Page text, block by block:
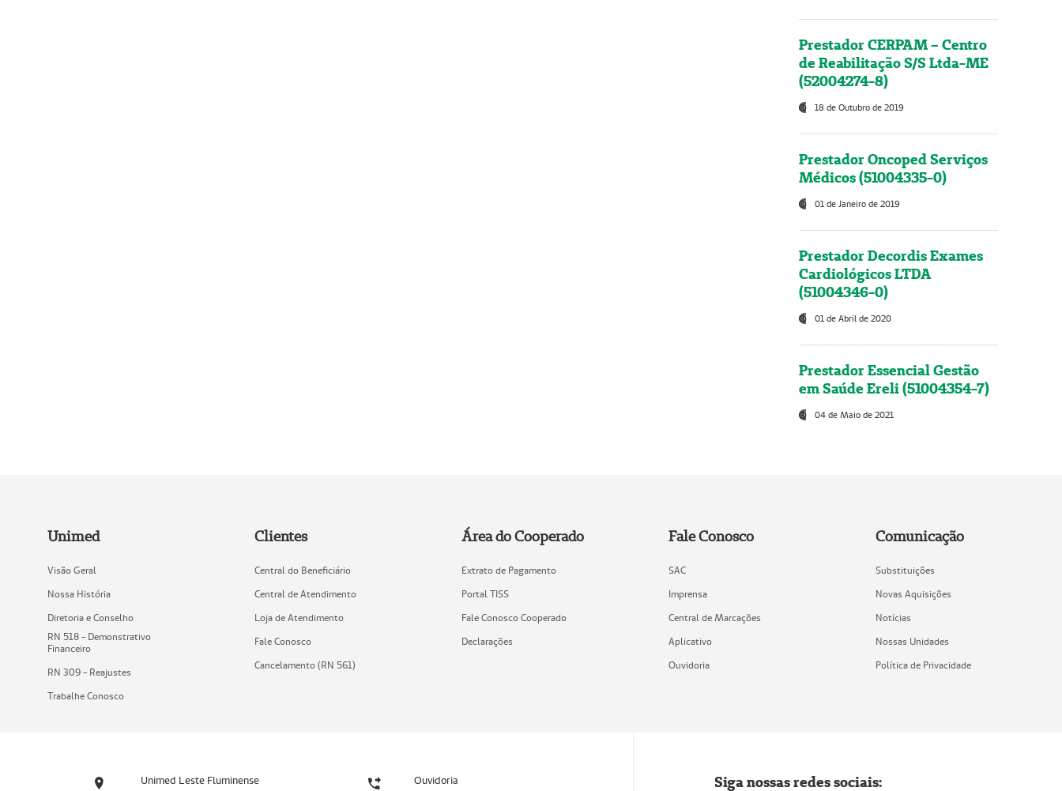
Prestador CERPAM – Centro
de Reabilitação S/S Ltda-ME
(52004274-8)
18 de Outubro de 2019
Prestador Oncoped Serviços
Médicos (51004335-0)
01 de Janeiro de 2019
Prestador Decordis Exames
Cardiológicos LTDA
(51004346-0)
01 de Abril de 2020
Prestador Essencial Gestão
em Saúde Ereli (51004354-7)
04 de Maio de 2021
Unimed
Visão Geral
Nossa História
Diretoria e Conselho
RN 518 - Demonstrativo
Financeiro
RN 309 - Reajustes
Trabalhe Conosco
Clientes
Central do Beneficiário
Central de Atendimento
Loja de Atendimento
Fale Conosco
Cancelamento (RN 561)
Área do Cooperado
Extrato de Pagamento
Portal TISS
Fale Conosco Cooperado
Declarações
Fale Conosco
SAC
Imprensa
Central de Marcações
Aplicativo
Ouvidoria
Comunicação
Substituições
Novas Aquisições
Notícias
Nossas Unidades
Política de Privacidade
Unimed Leste Fluminense Ouvidoria Siga nossas redes sociais: